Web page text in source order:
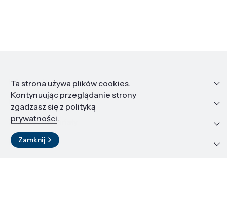
Informacje
Edukacja i kariera
Zasoby i materiały
Kontakt
Ta strona używa plików cookies.
Kontynuując przeglądanie strony
zgadzasz się z polityką
prywatności.
Zamknij